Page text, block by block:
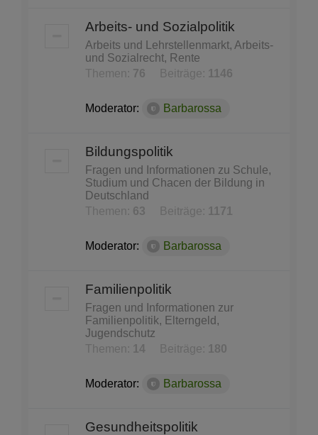
Arbeits- und Sozialpolitik
Arbeits und Lehrstellenmarkt, Arbeits-
und Sozialrecht, Rente
Themen: 76 Beiträge: 1146
Moderator: Barbarossa
Bildungspolitik
Fragen und Informationen zu Schule,
Studium und Chacen der Bildung in
Deutschland
Themen: 63 Beiträge: 1171
Moderator: Barbarossa
Familienpolitik
Fragen und Informationen zur
Familienpolitik, Elterngeld,
Jugendschutz
Themen:
14 Beiträge: 180
Moderator: Barbarossa
Gesundheitspolitik